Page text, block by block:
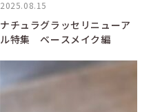
2025.08.15
ナチュラグラッセリニューア
ル特集 ベースメイク編